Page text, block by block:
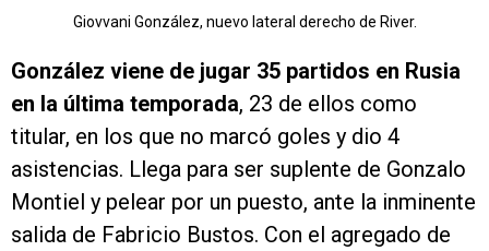
Giovvani González, nuevo lateral derecho de River.
González viene de jugar 35 partidos en Rusia
en la última temporada, 23 de ellos como
titular, en los que no marcó goles y dio 4
asistencias. Llega para ser suplente de Gonzalo
Montiel y pelear por un puesto, ante la inminente
salida de Fabricio Bustos. Con el agregado de